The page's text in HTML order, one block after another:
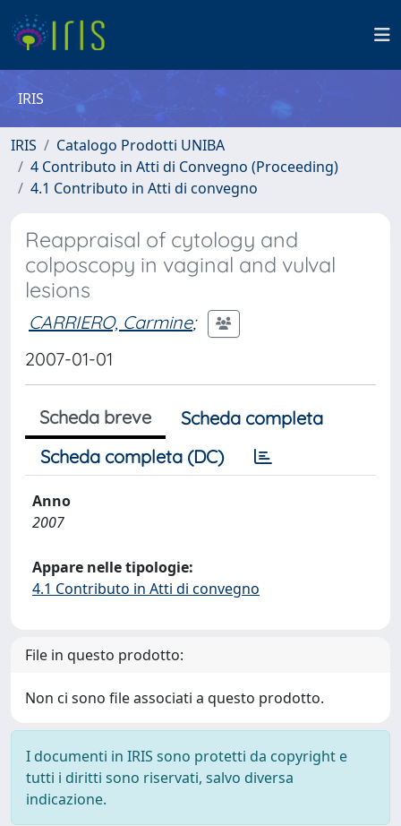
IRIS
IRIS
Catalogo Prodotti UNIBA
4 Contributo in Atti di Convegno (Proceeding)
4.1 Contributo in Atti di convegno
Reappraisal of cytology and
colposcopy in vaginal and vulval
lesions
CARRIERO, Carmine;
2007-01-01
Scheda breve
Scheda completa
Scheda completa (DC)
Anno
2007
Appare nelle tipologie:
4.1 Contributo in Atti di convegno
File in questo prodotto:
Non ci sono file associati a questo prodotto.
I documenti in IRIS sono protetti da copyright e
tutti i diritti sono riservati, salvo diversa
indicazione.